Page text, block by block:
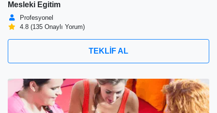
Mesleki Egitim
Profesyonel
4.8 (135 Onaylı Yorum)
TEKLİF AL